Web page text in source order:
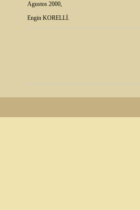
Agustos 2000,
Engin KORELLİ.